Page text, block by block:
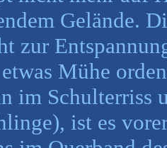
Gelände.
zur
Mühe
im Schulterriss
ist es